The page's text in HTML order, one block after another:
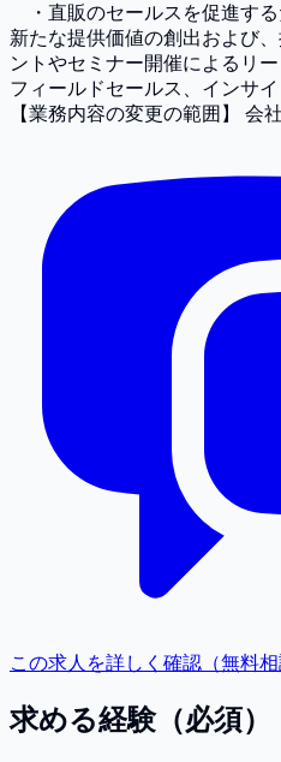
・直販のセールスを促進する
新たな提供価値の創出および
ントやセミナー開催によるリ
フィールドセールス、インサイ
【業務内容の変更の範囲】
会
この求人を詳しく確認（無料相
求める経験（必須）